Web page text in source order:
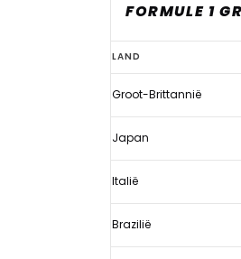
FORMULE 1
Deze
Grands
Prix
dreigen
komende
jaren
van
LAND
Groot-Brittannië
Japan
Italië
Brazilië